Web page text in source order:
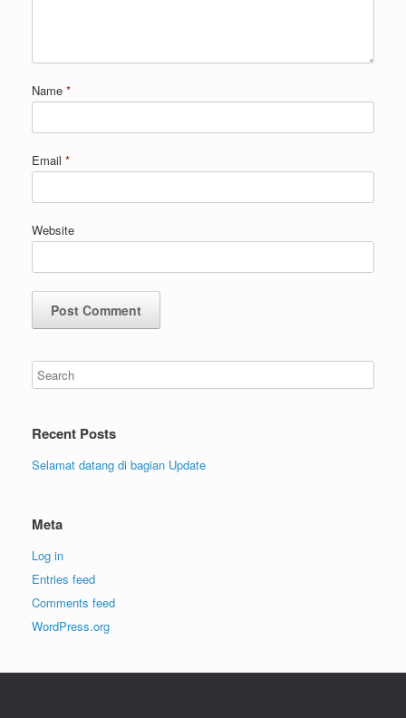
Name *
Email *
Website
Recent Posts
Selamat datang di bagian Update
Meta
Log in
Entries feed
Comments feed
WordPress.org